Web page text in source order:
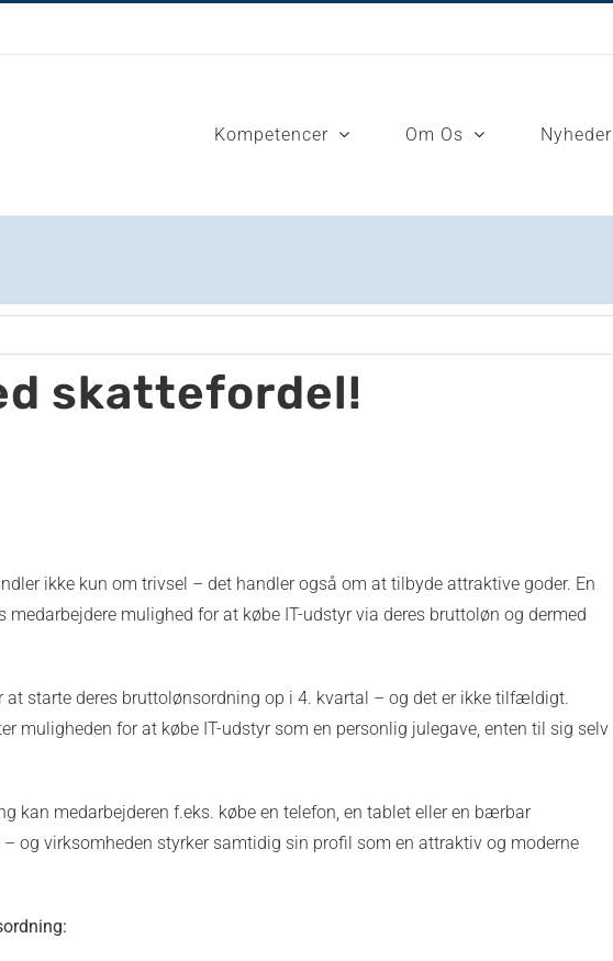
Kompetencer Om Os Nyheder
skattefordel!
ikke kun om trivsel – det handler også om at tilbyde attraktive goder. En
medarbejdere mulighed for at købe IT-udstyr via deres bruttoløn og dermed
at starte deres bruttolønsordning op i 4. kvartal – og det er ikke tilfældigt.
muligheden for at købe IT-udstyr som en personlig julegave, enten til sig selv
kan medarbejderen f.eks. købe en telefon, en tablet eller en bærbar
og virksomheden styrker samtidig sin profil som en attraktiv og moderne